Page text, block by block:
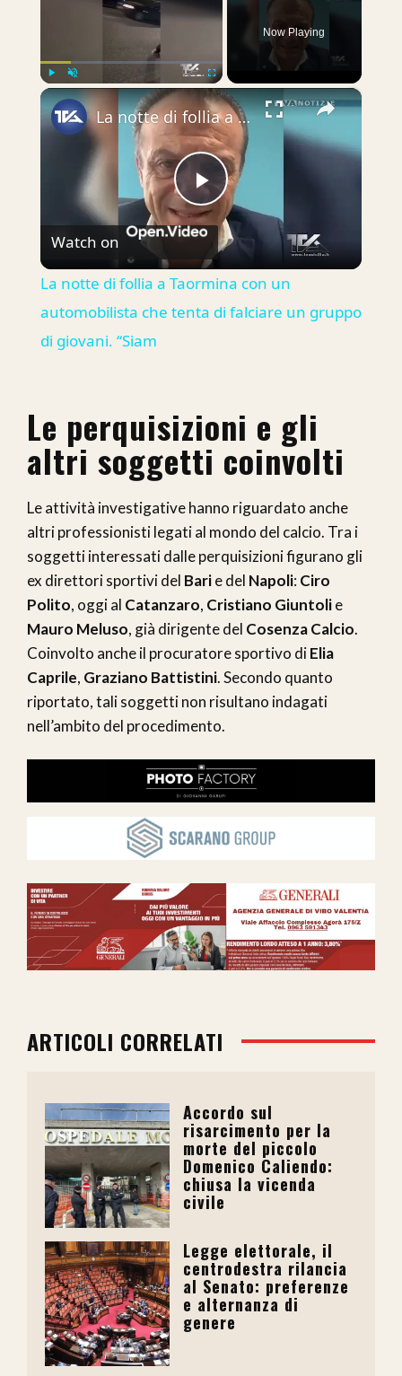
Play Unmute Fullscreen
Now Playing
×
Play
Video
La notte di follia a Taormina con un automobilista che tenta di falciare un gruppo di giovani. “Siam
Watch on
La notte di follia a Taormina con un
automobilista che tenta di falciare un gruppo
di giovani. “Siam
Le perquisizioni e gli
altri soggetti coinvolti
Le attività investigative hanno riguardato anche
altri professionisti legati al mondo del calcio. Tra i
soggetti interessati dalle perquisizioni figurano gli
ex direttori sportivi del Barie del Napoli: Ciro
Polito, oggi al Catanzaro, Cristiano Giuntolie
Mauro Meluso, già dirigente del Cosenza Calcio.
Coinvolto anche il procuratore sportivo diElia
Caprile, Graziano Battistini. Secondo quanto
riportato, tali soggetti non risultano indagati
nell’ambito del procedimento.
ARTICOLI CORRELATI
Accordo sul
risarcimento per la
morte del piccolo
Domenico Caliendo:
chiusa la vicenda
civile
Legge elettorale, il
centrodestra rilancia
al Senato: preferenze
e alternanza di
genere